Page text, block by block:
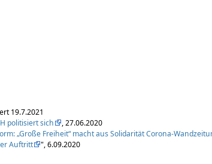
19.7.2021
politisiert sich
, 27.06.2020
„Große Freiheit“ macht aus Solidarität Corona-
Auftritt
", 6.09.2020